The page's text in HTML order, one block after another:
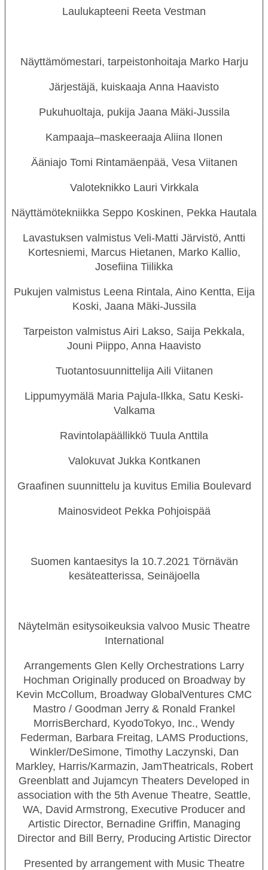
TEATTERI
Laulukapteeni Reeta Vestman
Näyttämömestari, tarpeistonhoitaja Marko Harju
Järjestäjä, kuiskaaja Anna Haavisto
Pukuhuoltaja, pukijaJaana Mäki-Jussila
Kampaaja–maskeeraaja Aliina Ilonen
ÄäniajoTomi Rintamäenpää, Vesa Viitanen
Valoteknikko Lauri Virkkala
Näyttämötekniikka Seppo Koskinen, Pekka Hautala
Lavastuksen valmistus Veli-Matti Järvistö, Antti
Kortesniemi, Marcus Hietanen, Marko Kallio,
Josefiina Tiilikka
Pukujen valmistusLeena Rintala, Aino Kentta, Eija
Koski, Jaana Mäki-Jussila
Tarpeiston valmistus Airi Lakso, Saija Pekkala,
Jouni Piippo, Anna Haavisto
TuotantosuunnittelijaAili Viitanen
Lippumyymälä Maria Pajula-Ilkka, Satu Keski-
Valkama
Ravintolapäällikkö Tuula Anttila
Valokuvat Jukka Kontkanen
Graafinen suunnittelu ja kuvitus Emilia Boulevard
MainosvideotPekka Pohjoispää
Suomen kantaesitys la 10.7.2021 Törnävän
kesäteatterissa, Seinäjoella
Näytelmän esitysoikeuksia valvoo Music Theatre
International
Arrangements Glen Kelly Orchestrations Larry
Hochman Originally produced on Broadway by
Kevin McCollum, Broadway GlobalVentures CMC
Mastro / Goodman Jerry & Ronald Frankel
MorrisBerchard, KyodoTokyo, Inc., Wendy
Federman, Barbara Freitag, LAMS Productions,
Winkler/DeSimone, Timothy Laczynski, Dan
Markley, Harris/Karmazin, JamTheatricals, Robert
Greenblatt and Jujamcyn Theaters Developed in
association with the 5th Avenue Theatre, Seattle,
WA, David Armstrong, Executive Producer and
Artistic Director, Bernadine Griffin, Managing
Director and Bill Berry, Producing Artistic Director
Presented by arrangement with Music Theatre